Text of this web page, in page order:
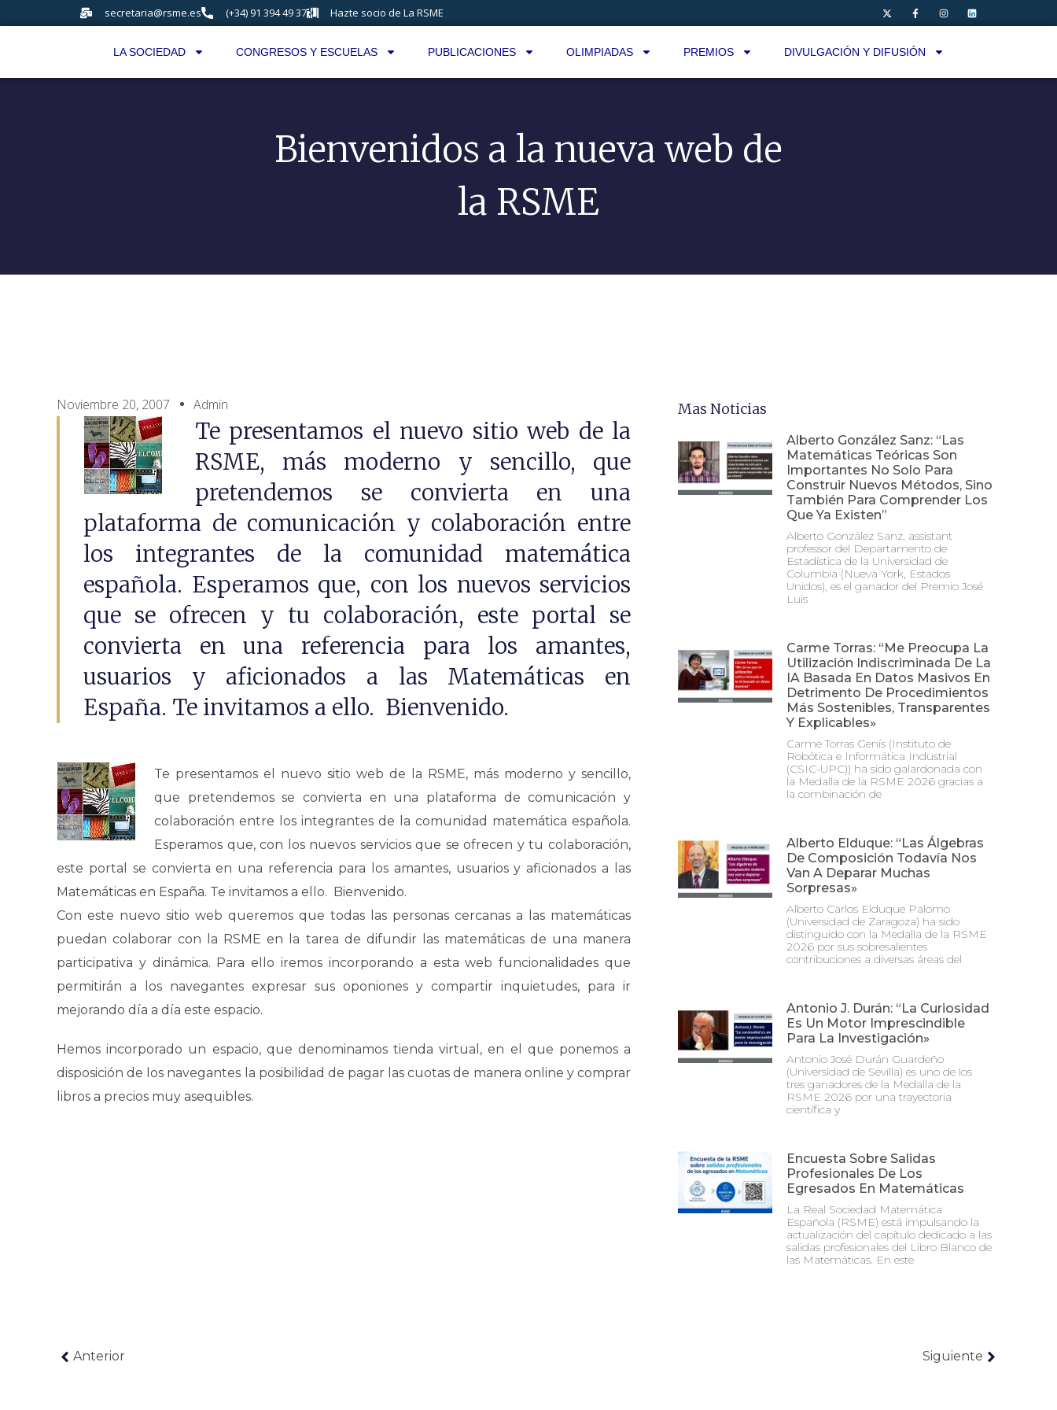
secretaria@rsme.es (+34) 91 394 49 37 Hazte socio de La RSME
LA SOCIEDAD CONGRESOS Y ESCUELAS PUBLICACIONES OLIMPIADAS PREMIOS DIVULGACIÓN Y DIFUSIÓN
Bienvenidos a la nueva web de
la RSME
Noviembre 20, 2007 Admin
Te presentamos el nuevo sitio web de la
RSME, más moderno y sencillo, que
pretendemos se convierta en una
plataforma de comunicación y colaboración entre
los integrantes de la comunidad matemática
española. Esperamos que, con los nuevos servicios
que se ofrecen y tu colaboración, este portal se
convierta en una referencia para los amantes,
usuarios y aficionados a las Matemáticas en
España. Te invitamos a ello. Bienvenido.
Te presentamos el nuevo sitio web de la RSME, más moderno y sencillo,
que pretendemos se convierta en una plataforma de comunicación y
colaboración entre los integrantes de la comunidad matemática española.
Esperamos que, con los nuevos servicios que se ofrecen y tu colaboración,
este portal se convierta en una referencia para los amantes, usuarios y aficionados a las
Matemáticas en España. Te invitamos a ello. Bienvenido.
Con este nuevo sitio web queremos que todas las personas cercanas a las matemáticas
puedan colaborar con la RSME en la tarea de difundir las matemáticas de una manera
participativa y dinámica. Para ello iremos incorporando a esta web funcionalidades que
permitirán a los navegantes expresar sus oponiones y compartir inquietudes, para ir
mejorando día a día este espacio.
Hemos incorporado un espacio, que denominamos tienda virtual, en el que ponemos a
disposición de los navegantes la posibilidad de pagar las cuotas de manera online y comprar
libros a precios muy asequibles.
Mas Noticias
Alberto González Sanz: “Las
Matemáticas Teóricas Son
Importantes No Solo Para
Construir Nuevos Métodos, Sino
También Para Comprender Los
Que Ya Existen”
Alberto González Sanz, assistant
professor del Departamento de
Estadística de la Universidad de
Columbia (Nueva York, Estados
Unidos), es el ganador del Premio José
Luis
Carme Torras: “Me Preocupa La
Utilización Indiscriminada De La
IA Basada En Datos Masivos En
Detrimento De Procedimientos
Más Sostenibles, Transparentes
Y Explicables»
Carme Torras Genís (Instituto de
Robótica e Informática Industrial
(CSIC-UPC)) ha sido galardonada con
la Medalla de la RSME 2026 gracias a
la combinación de
Alberto Elduque: “Las Álgebras
De Composición Todavía Nos
Van A Deparar Muchas
Sorpresas»
Alberto Carlos Elduque Palomo
(Universidad de Zaragoza) ha sido
distinguido con la Medalla de la RSME
2026 por sus sobresalientes
contribuciones a diversas áreas del
Antonio J. Durán: “La Curiosidad
Es Un Motor Imprescindible
Para La Investigación»
Antonio José Durán Guardeño
(Universidad de Sevilla) es uno de los
tres ganadores de la Medalla de la
RSME 2026 por una trayectoria
científica y
Encuesta Sobre Salidas
Profesionales De Los
Egresados En Matemáticas
La Real Sociedad Matemática
Española (RSME) está impulsando la
actualización del capítulo dedicado a las
salidas profesionales del Libro Blanco de
las Matemáticas. En este
Anterior Siguiente